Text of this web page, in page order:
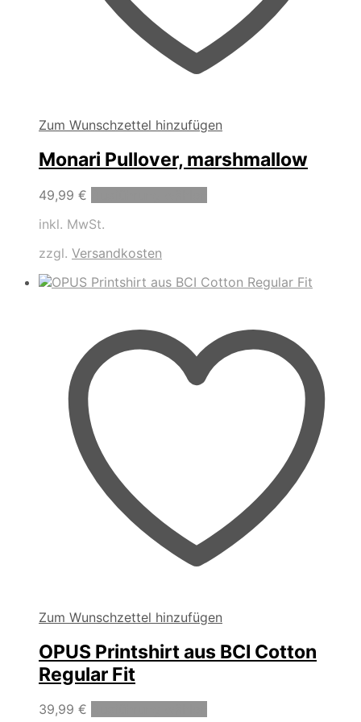
Zum Wunschzettel hinzufügen
Monari Pullover, marshmallow
49,99 €
auf.
Die
auf
der
Produktseite
inkl. MwSt.
zzgl. Versandkosten
Zum Wunschzettel hinzufügen
OPUS Printshirt aus BCI Cotton
Regular Fit
39,99 €